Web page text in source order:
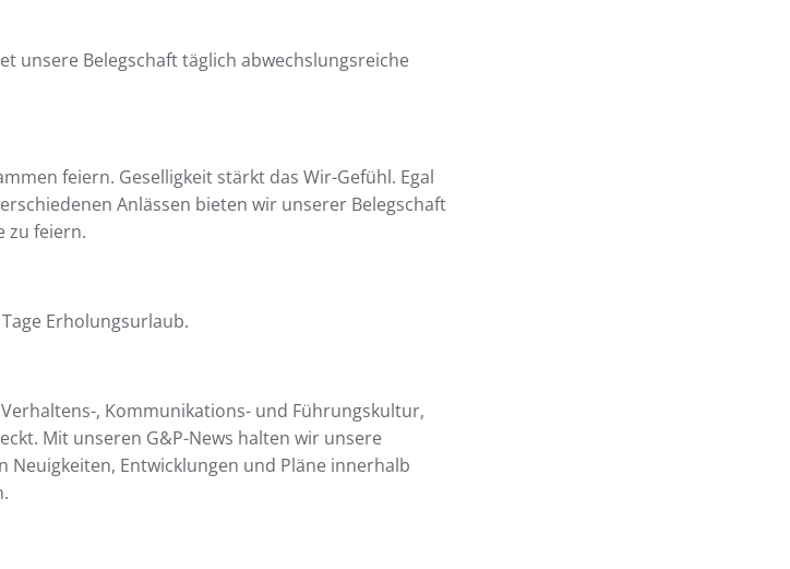
unsere Belegschaft täglich abwechslungsreiche
feiern. Geselligkeit stärkt das Wir-Gefühl. Egal
Anlässen bieten wir unserer Belegschaft
zu feiern.
Erholungsurlaub.
, Kommunikations- und Führungskultur,
Mit unseren G&P-News halten wir unsere
Neuigkeiten, Entwicklungen und Pläne innerhalb